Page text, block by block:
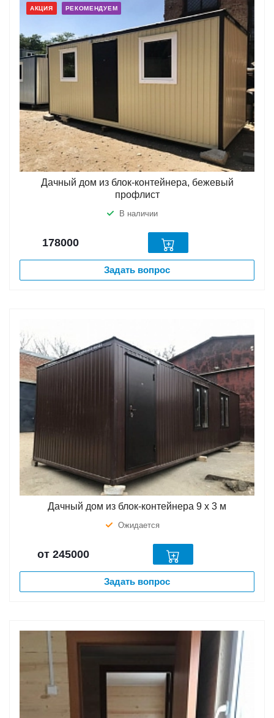
АКЦИЯ РЕКОМЕНДУЕМ
Дачный дом из блок-контейнера, бежевый
профлист
В наличии
178000
Задать вопрос
Дачный дом из блок-контейнера 9 х 3 м
Ожидается
от 245000
Задать вопрос